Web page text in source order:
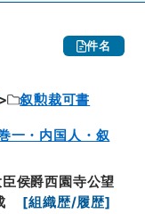
件名
叙勲裁可書
一・内国人・叙
侯爵西園寺公望
[組織歴/履歴]